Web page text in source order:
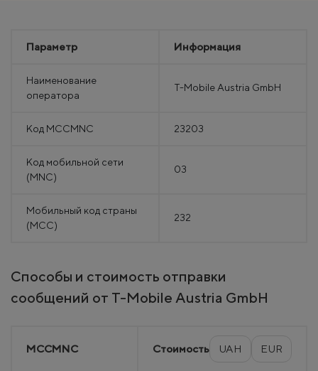
Параметр Информация
Наименование
оператора
T-Mobile Austria GmbH
Код MCCMNC 23203
Код мобильной сети
(MNC)
03
Мобильный код страны
(MCC)
232
Способы и стоимость отправки
сообщений от T-Mobile Austria GmbH
MCCMNC Стоимость UAH EUR